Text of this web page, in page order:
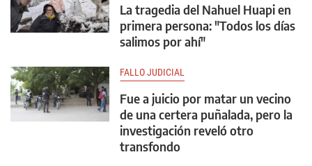
La tragedia del Nahuel Huapi en
primera persona: "Todos los días
salimos por ahí"
FALLO JUDICIAL
Fue a juicio por matar un vecino
de una certera puñalada, pero la
investigación reveló otro
transfondo